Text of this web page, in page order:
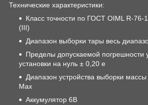
Технические характеристики:
Класс точности по ГОСТ OIML R-76-
(III)
Диапазон выборки тары весь
Пределы допускаемой погрешности
установки на нуль ± 0,20 е
Диапазон устройства выборки
Max
Аккумулятор 6В